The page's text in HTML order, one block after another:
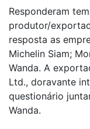
Responderam
produtor/
resposta as
Michelin Siam;
Wanda. A
Ltd., doravante
questionário
Wanda.